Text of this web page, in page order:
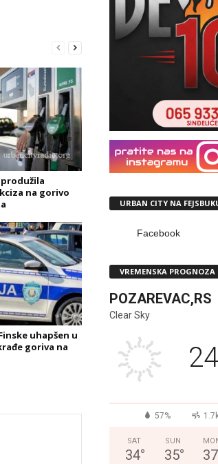
na gorivo
uhapšen u
goriva na
URBAN CITY NA
Facebook
VREMENSKA PROGNOZA
POZAREVAC,RS
Clear Sky
57%
SAT
34°
SUN
35° 37